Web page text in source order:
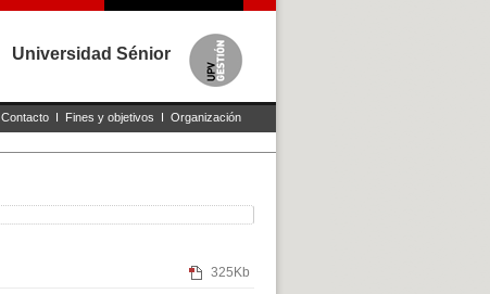
Universidad Sénior
Contacto I Fines y objetivos I Organización
325Kb